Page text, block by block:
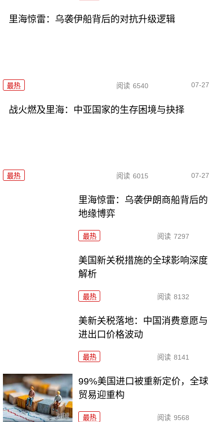
里海惊雷：乌袭伊船背后的对抗升级逻辑
最热 阅读 6540 07-27
战火燃及里海：中亚国家的生存困境与抉择
最热 阅读 6015 07-27
里海惊雷：乌袭伊朗商船背后的
地缘博弈
最热 阅读 7297
美国新关税措施的全球影响深度
解析
最热 阅读 8132
美新关税落地：中国消费意愿与
进出口价格波动
最热 阅读 8141
99%美国进口被重新定价，全球
贸易迎重构
最热 阅读 9568